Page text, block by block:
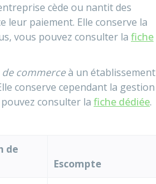
cède ou nantit des
leur paiement. Elle conserve la
vous pouvez consulter la fiche
commerceà un établissement
conserve cependant la gestion
consulter la fiche dédiée.
de
Escompte